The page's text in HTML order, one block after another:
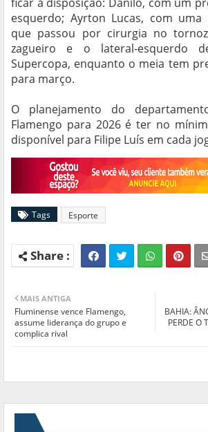
esquerdo; Ayrton Lucas, com uma
que passou por cirurgia no
zagueiro e o lateral-esquerdo
Supercopa, enquanto o meia tem
para março.
O planejamento do
Flamengo para 2026 é ter no
disponível para Filipe Luís em cada
Tags Esporte
BAHIA:
PERDE O
MAIS ANTIGA
Fluminense vence Flamengo,
assume liderança do grupo e
complica rival